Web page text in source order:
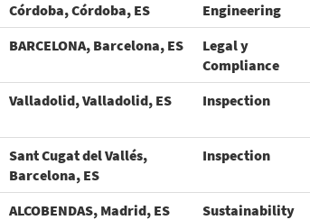
Córdoba, Córdoba, ES Engineering
BARCELONA, Barcelona, ES
Legal y
Compliance
Valladolid, Valladolid, ES Inspection
Sant Cugat del Vallés,
Barcelona, ES
Inspection
ALCOBENDAS, Madrid, ES
Sustainability